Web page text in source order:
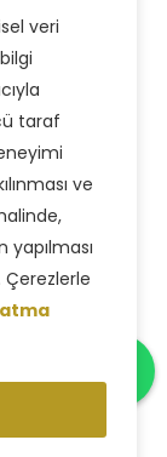
Abone ol
Saklıdır.
veri
taraf
ve
Çerezlerle